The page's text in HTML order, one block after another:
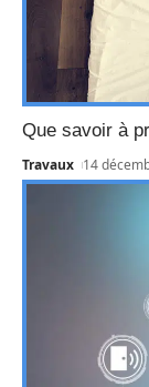
Que savoir à
Travaux 14